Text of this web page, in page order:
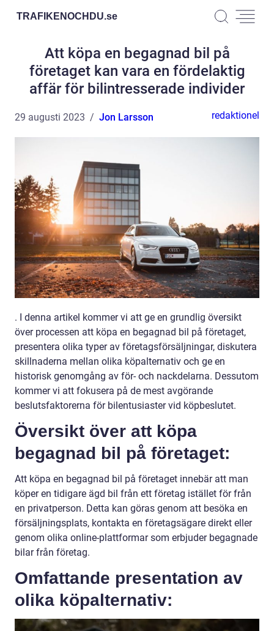
TRAFIKENOCHDU.se
Att köpa en begagnad bil på
företaget kan vara en fördelaktig
affär för bilintresserade individer
29 augusti 2023 Jon Larsson redaktionel
. I denna artikel kommer vi att ge en grundlig översikt
över processen att köpa en begagnad bil på företaget,
presentera olika typer av företagsförsäljningar, diskutera
skillnaderna mellan olika köpalternativ och ge en
historisk genomgång av för- och nackdelarna. Dessutom
kommer vi att fokusera på de mest avgörande
beslutsfaktorerna för bilentusiaster vid köpbeslutet.
Översikt över att köpa
begagnad bil på företaget:
Att köpa en begagnad bil på företaget innebär att man
köper en tidigare ägd bil från ett företag istället för från
en privatperson. Detta kan göras genom att besöka en
försäljningsplats, kontakta en företagsägare direkt eller
genom olika online-plattformar som erbjuder begagnade
bilar från företag.
Omfattande presentation av
olika köpalternativ: